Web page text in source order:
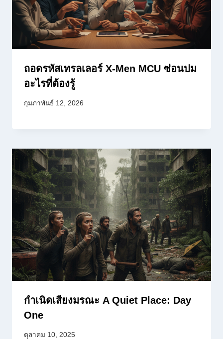
ถอดรหัสเทรลเลอร์ X-Men MCU ซ่อนปม
อะไรที่ต้องรู้
กุมภาพันธ์ 12, 2026
กำเนิดเสียงมรณะ A Quiet Place: Day
One
ตุลาคม 10, 2025